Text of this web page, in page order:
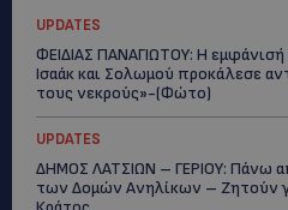
UPDATES
ΦΕΙΔΙΑΣ ΠΑΝΑΓΙΩΤΟΥ: Η
Ισαάκ και Σολωμού προκάλεσε
τους νεκρούς»-(Φώτο)
UPDATES
ΔΗΜΟΣ ΛΑΤΣΙΩΝ – ΓΕΡΙΟΥ: Πάνω
των Δομών Ανηλίκων – Ζητούν